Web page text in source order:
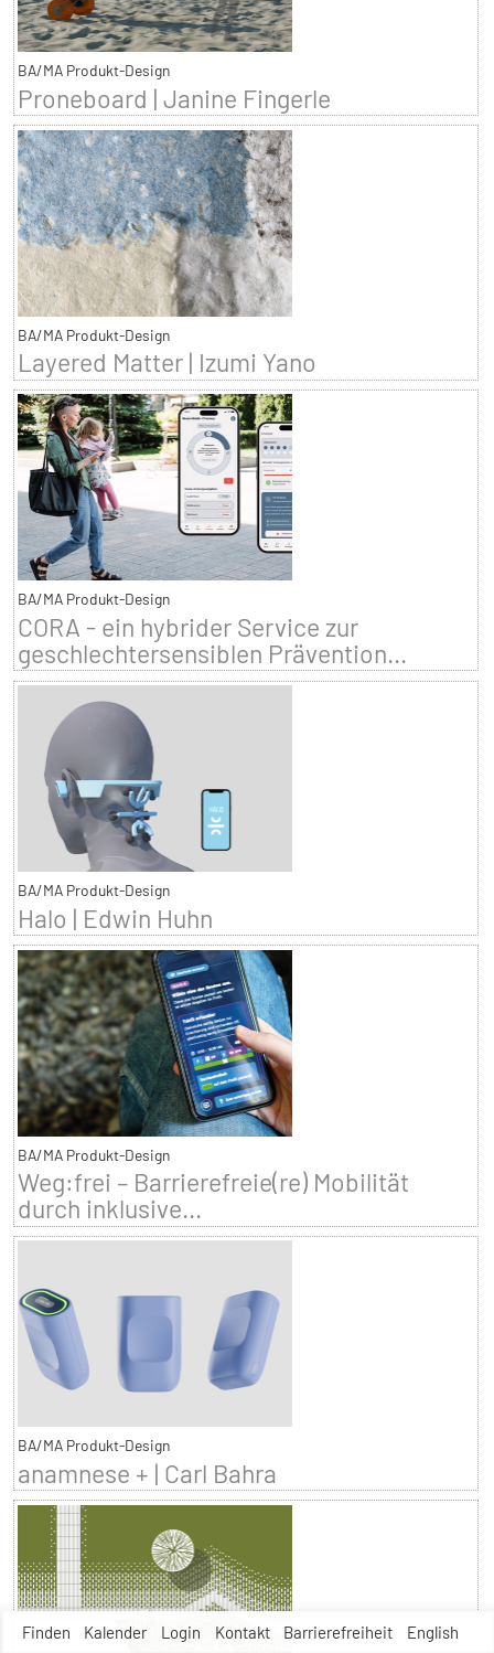
Finden Kalender Login Kontakt Barrierefreiheit English
BA/MA Produkt-Design
Proneboard | Janine Fingerle
BA/MA Produkt-Design
Layered Matter | Izumi Yano
BA/MA Produkt-Design
CORA - ein hybrider Service zur
geschlechtersensiblen Prävention...
BA/MA Produkt-Design
Halo | Edwin Huhn
BA/MA Produkt-Design
Weg:frei – Barrierefreie(re) Mobilität
durch inklusive...
BA/MA Produkt-Design
anamnese + | Carl Bahra